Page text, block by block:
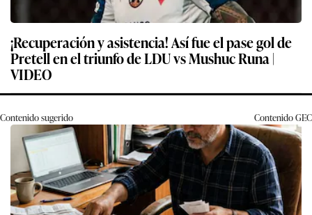
¡Recuperación y asistencia! Así fue el pase gol de
Pretell en el triunfo de LDU vs Mushuc Runa |
VIDEO
Contenido sugerido ContenidoGEC